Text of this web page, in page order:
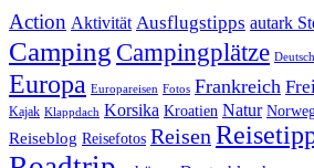
Action Aktivität Ausflugstipps autark
Camping Campingplätze
Europa Europareisen Fotos Frankreich
Kajak Klappdach Korsika Kroatien Natur
Reiseblog Reisefotos Reisen